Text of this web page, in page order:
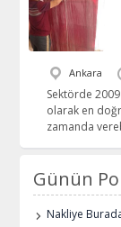
Ankara
Sektörde
olarak en
zamanda
Günün
Nakliye